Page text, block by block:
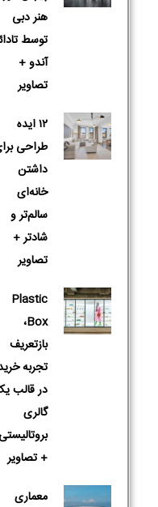
هنر دبی
توسط
آندو +
تصاویر
۱۲ ایده
طراحی
داشتن
خانه‌ای
سالم‌تر و
شادتر +
تصاویر
Plastic
Box،
بازتعریف
تجربه
در قالب
گالری
+ تصاویر
معماری